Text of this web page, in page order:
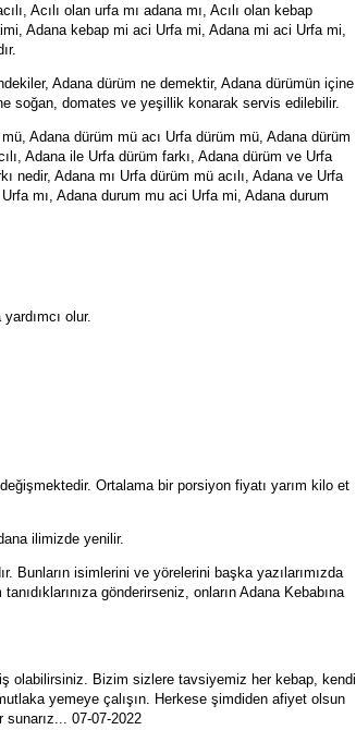
Acılı olan urfa mı adana mı, Acılı olan kebap
Adana kebap mi aci Urfa mi, Adana mi aci Urfa mi,
Adana dürüm ne demektir, Adana dürümün içine
soğan, domates ve yeşillik konarak servis edilebilir.
Adana dürüm mü acı Urfa dürüm mü, Adana dürüm
Adana ile Urfa dürüm farkı, Adana dürüm ve Urfa
nedir, Adana mı Urfa dürüm mü acılı, Adana ve Urfa
Urfa mı, Adana durum mu aci Urfa mi, Adana durum
olur.
Ortalama bir porsiyon fiyatı yarım kilo et
ilimizde yenilir.
Bunların isimlerini ve yörelerini başka yazılarımızda
gönderirseniz, onların Adana Kebabına
olabilirsiniz. Bizim sizlere tavsiyemiz her kebap, kendi
yemeye çalışın. Herkese şimdiden afiyet olsun
sunarız... 07-07-2022